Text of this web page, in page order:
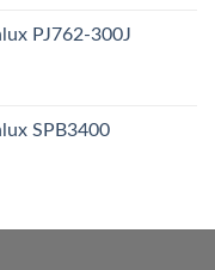
PJ762-300J
SPB3400